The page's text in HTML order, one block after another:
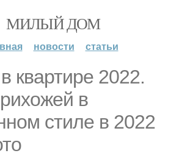
МИЛЫЙ ДОМ
новости статьи
квартире 2022.
в
стиле в 2022